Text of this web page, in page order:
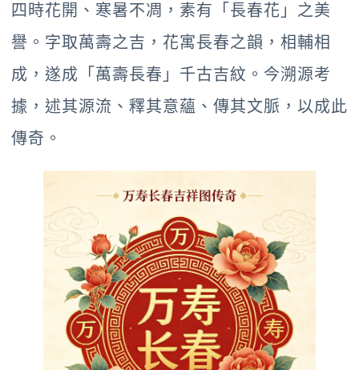
四時花開、寒暑不凋，素有「長春花」之美
譽。字取萬壽之吉，花寓長春之韻，相輔相
成，遂成「萬壽長春」千古吉紋。今溯源考
據，述其源流、釋其意蘊、傳其文脈，以成此
傳奇。